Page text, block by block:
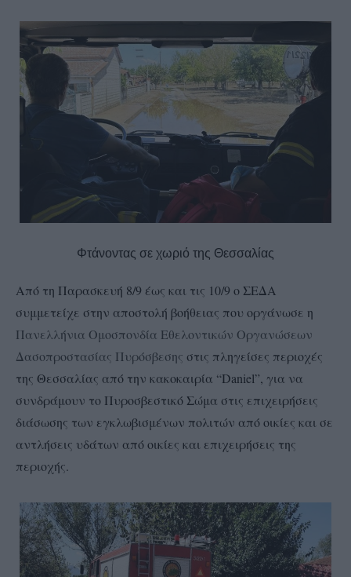
Φτάνοντας σε χωριό της Θεσσαλίας
Από τη Παρασκευή 8/9 έως και τις 10/9 ο ΣΕΔΑ
συμμετείχε στην αποστολή βοήθειας που οργάνωσε η
Πανελλήνια Ομοσπονδία Εθελοντικών Οργανώσεων
Δασοπροστασίας Πυρόσβεσης στις πληγείσες περιοχές
της Θεσσαλίας από την κακοκαιρία “Daniel”, για να
συνδράμουν το Πυροσβεστικό Σώμα στις επιχειρήσεις
διάσωσης των εγκλωβισμένων πολιτών από οικίες και σε
αντλήσεις υδάτων από οικίες και επιχειρήσεις της
περιοχής.